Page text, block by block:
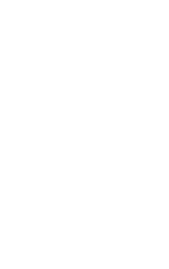
fordi vi bryr